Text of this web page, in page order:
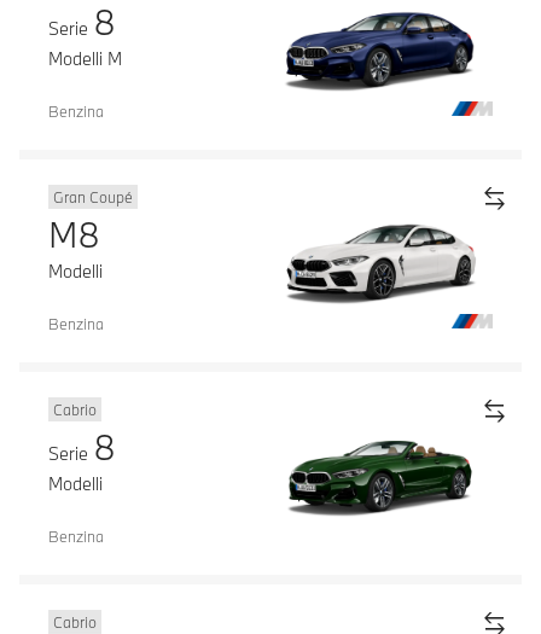
Serie 8
Modelli M
Benzina
Gran Coupé
M8
Modelli
Benzina
Cabrio
Serie 8
Modelli
Benzina
Cabrio